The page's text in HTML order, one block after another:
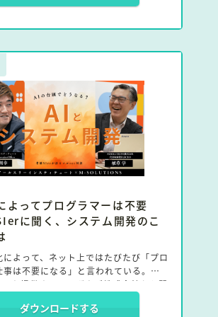
よってプログラマーは不要
に聞く、システム開発のこ
よって、ネット上ではたびたび「プロ
は不要になる」と言われている。
を提供するサイボウズ株式会社から開
されたエンタープライズパートナーであ
リーインスティテュートCIOの金春氏
ダウンロードする